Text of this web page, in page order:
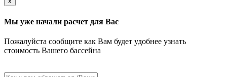
Мы уже начали расчет для Вас
Пожалуйста сообщите как Вам будет удобнее узнать
стоимость Вашего бассейна